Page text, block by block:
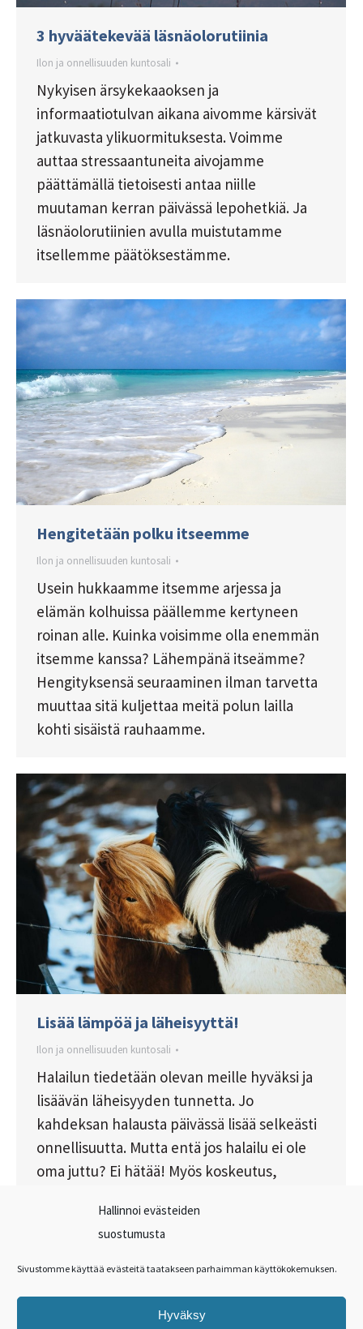
Hallinnoi evästeiden
suostumusta
Sivustomme käyttää evästeitä taatakseen parhaimman käyttökokemuksen.
Hyväksy
3 hyväätekevää läsnäolorutiinia
Ilon ja onnellisuuden kuntosali
Nykyisen ärsykekaaoksen ja
informaatiotulvan aikana aivomme kärsivät
jatkuvasta ylikuormituksesta. Voimme
auttaa stressaantuneita aivojamme
päättämällä tietoisesti antaa niille
muutaman kerran päivässä lepohetkiä. Ja
läsnäolorutiinien avulla muistutamme
itsellemme päätöksestämme.
Hengitetään polku itseemme
Ilon ja onnellisuuden kuntosali
Usein hukkaamme itsemme arjessa ja
elämän kolhuissa päällemme kertyneen
roinan alle. Kuinka voisimme olla enemmän
itsemme kanssa? Lähempänä itseämme?
Hengityksensä seuraaminen ilman tarvetta
muuttaa sitä kuljettaa meitä polun lailla
kohti sisäistä rauhaamme.
Lisää lämpöä ja läheisyyttä!
Ilon ja onnellisuuden kuntosali
Halailun tiedetään olevan meille hyväksi ja
lisäävän läheisyyden tunnetta. Jo
kahdeksan halausta päivässä lisää selkeästi
onnellisuutta. Mutta entä jos halailu ei ole
oma juttu? Ei hätää! Myös koskeutus,
lempeän äänen kuuleminen saa
rakkaushormoonin erittymään.